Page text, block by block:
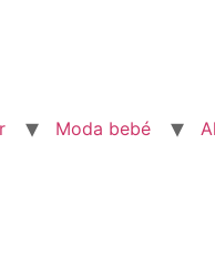
Moda bebé